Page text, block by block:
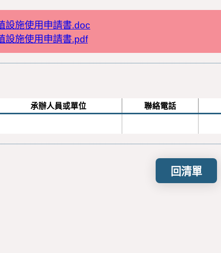
設施使用申請書.doc
設施使用申請書.pdf
承辦人員或單位 聯絡電話
回清單